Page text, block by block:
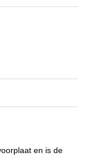
en is de